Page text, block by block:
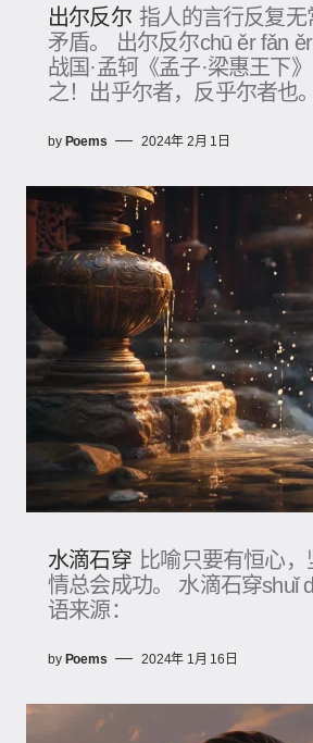
出尔反尔 指人的言行反复无
矛盾。 出尔反尔chū ěr fǎn ěr
战国·孟轲《孟子·梁惠王下
之！出乎尔者，反乎尔者也。
by Poems 2024年 2月 1日
水滴石穿 比喻只要有恒心
情总会成功。 水滴石穿shuǐ
语来源：
by Poems 2024年 1月 16日